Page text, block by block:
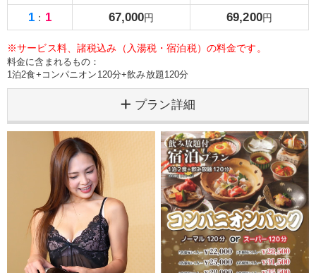
1 ： 1 67,000円 69,200円
※サービス料、諸税込み（入湯税・宿泊税）の料金です。
料金に含まれるもの：
1泊2食+コンパニオン120分+飲み放題120分
プラン詳細